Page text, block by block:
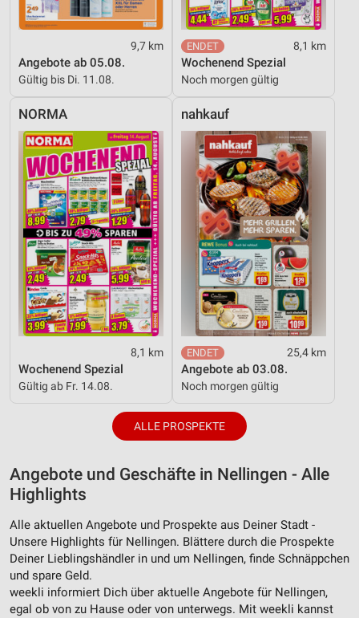
9,7 km
Angebote ab 05.08.
Gültig bis Di. 11.08.
8,1 km
Wochenend Spezial
Noch morgen gültig
NORMA
8,1 km
Wochenend Spezial
Gültig ab Fr. 14.08.
nahkauf
25,4 km
Angebote ab 03.08.
Noch morgen gültig
ALLE PROSPEKTE
Angebote und Geschäfte in Nellingen - Alle
Highlights
Alle aktuellen Angebote und Prospekte aus Deiner Stadt -
Unsere Highlights für Nellingen. Blättere durch die Prospekte
Deiner Lieblingshändler in und um Nellingen, finde Schnäppchen
und spare Geld.
weekli informiert Dich über aktuelle Angebote für Nellingen,
egal ob von zu Hause oder von unterwegs. Mit weekli kannst